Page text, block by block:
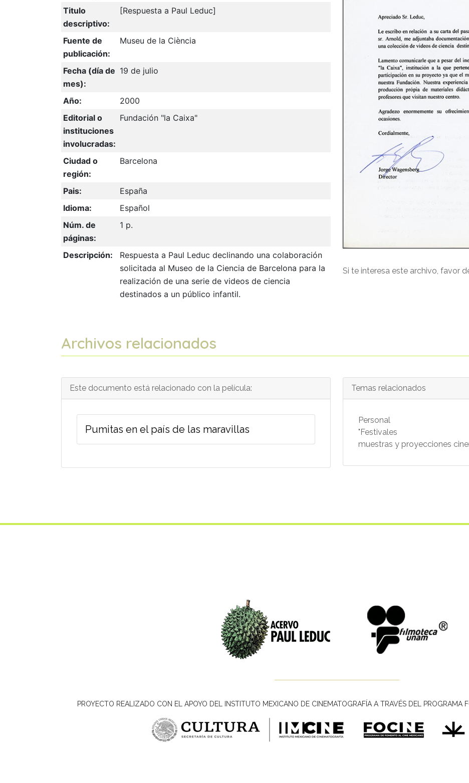
Titulo
descriptivo:
[Respuesta a Paul Leduc]
Fuente de
publicación:
Museu de la Ciència
Fecha (día de
mes):
19 de julio
Año:
2000
Editorial o
instituciones
involucradas:
Fundación "la Caixa"
Ciudad o
región:
Barcelona
Pais:
España
Idioma:
Español
Núm. de
páginas:
1 p.
Descripción:
Respuesta a Paul Leduc declinando una colaboración
solicitada al Museo de la Ciencia de Barcelona para la
realización de una serie de videos de ciencia
destinados a un público infantil.
Si te interesa este archivo, favor
Archivos relacionados
Este documento está relacionado con la película:
Pumitas en el país de las maravillas
Temas relacionados
Personal
"Festivales
muestras y proyecciones
PROYECTO REALIZADO CON EL APOYO DEL INSTITUTO MEXICANO DE CINEMATOGRAFÍA A TRAVÉS DEL PROGRAMA